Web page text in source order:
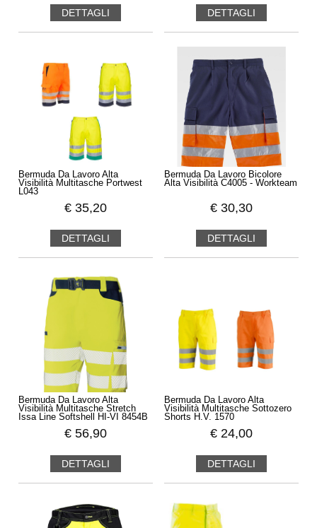
DETTAGLI DETTAGLI
Bermuda Da Lavoro Alta
Visibilità Multitasche Portwest
L043
€ 35,20
DETTAGLI
Bermuda Da Lavoro Bicolore
Alta Visibilità C4005 - Workteam
€ 30,30
DETTAGLI
Bermuda Da Lavoro Alta
Visibilità Multitasche Stretch
Issa Line Softshell HI-VI 8454B
€ 56,90
DETTAGLI
Bermuda Da Lavoro Alta
Visibilità Multitasche Sottozero
Shorts H.V. 1570
€ 24,00
DETTAGLI